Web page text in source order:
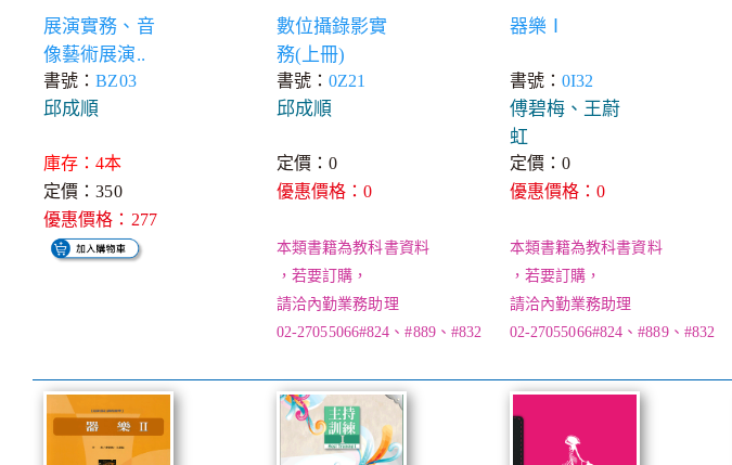
展演實務、音
像藝術展演..
書號：BZ03
邱成順
庫存：4本
定價：350
優惠價格：277
數位攝錄影實
務(上冊)
書號：0Z21
邱成順
定價：0
優惠價格：0
本類書籍為教科書資料
，若要訂購，
請洽內勤業務助理
02-27055066#824、#889、#832
器樂Ⅰ
書號： 0I32
傅碧梅、王蔚
虹
定價：0
優惠價格：0
本類書籍為教科書資料
，若要訂購，
請洽內勤業務助理
02-27055066#824、#889、#832